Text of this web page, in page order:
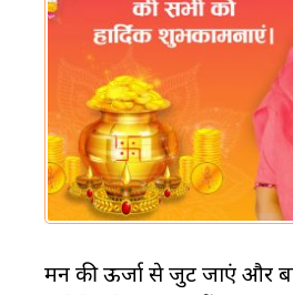
मन की ऊर्जा से जुट जाएं और